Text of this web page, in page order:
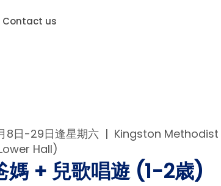
Contact us
8日-29日逢星期六
  |
Kingston Methodist
Hall)
媽 + 兒歌唱遊 (1-2歳)